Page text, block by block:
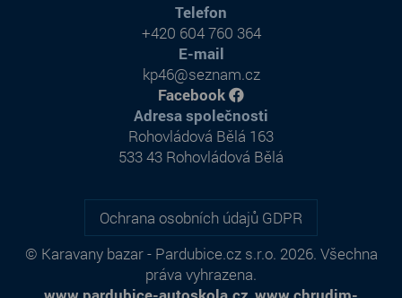
Ochrana osobních údajů GDPR
© Karavany bazar - Pardubice.cz s.r.o. 2026. Všechna
práva vyhrazena.
Adresa společnosti
Rohovládová Bělá 163
533 43 Rohovládová Bělá
Telefon
+420 604 760 364
E-mail
kp46@seznam.cz
Facebook